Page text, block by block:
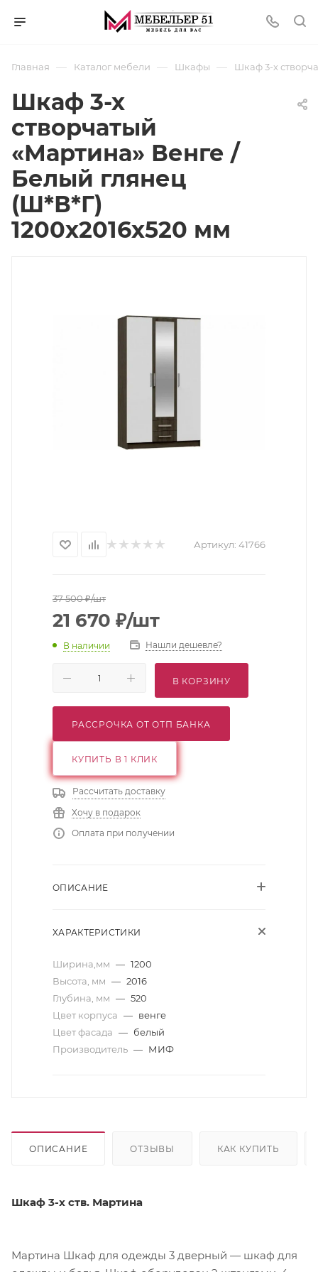
Главная — Каталог мебели — Шкафы — Шкаф 3-х
Шкаф 3-х
створчатый
«Мартина» Венге /
Белый глянец
(Ш*В*Г)
1200х2016х520 мм
Артикул: 41766
37 500₽/шт
21 670 ₽/шт
В наличии Нашли дешевле?
В КОРЗИНУ
РАССРОЧКА ОТ ОТП БАНКА
КУПИТЬ В 1 КЛИК
Рассчитать доставку
Хочу в подарок
Оплата при получении
ОПИСАНИЕ
ХАРАКТЕРИСТИКИ
Ширина,мм — 1200
Высота, мм — 2016
Глубина, мм — 520
Цвет корпуса — венге
Цвет фасада — белый
Производитель — МИФ
ОПИСАНИЕ ОТЗЫВЫ КАК КУПИТЬ
Шкаф 3-х ств. Мартина
Мартина Шкаф для одежды 3 дверный — шкаф для